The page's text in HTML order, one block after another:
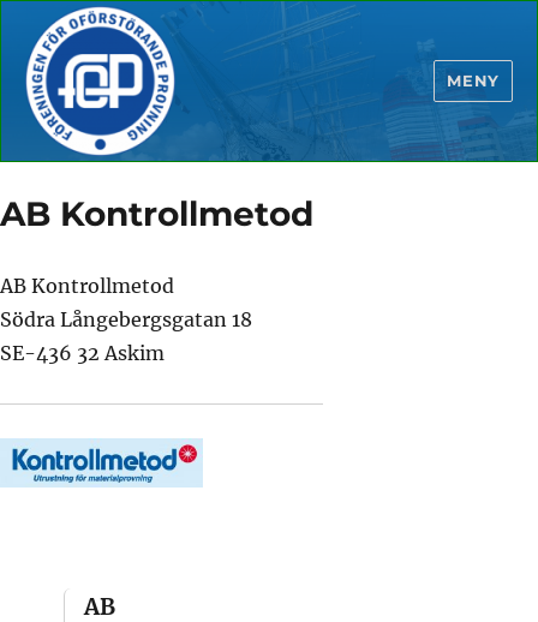
MENY
AB Kontrollmetod
AB Kontrollmetod
Södra Långebergsgatan 18
SE-436 32 Askim
AB